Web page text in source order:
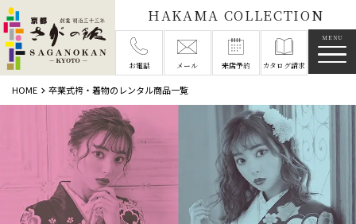
HAKAMA COLLECTION
お電話 メール 来店予約 カタログ請求
HOME 卒業式袴・着物のレンタル商品一覧
メニ